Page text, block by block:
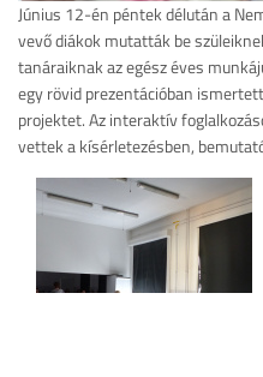
Június 12-én péntek délután a
vevő diákok mutatták be
tanáraiknak az egész éves
egy rövid prezentációban
projektet. Az interaktív
vettek a kísérletezésben,